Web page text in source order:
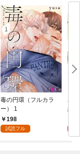
毒の円環（フルカラ
ー） 1
198
試読フル
バ
経